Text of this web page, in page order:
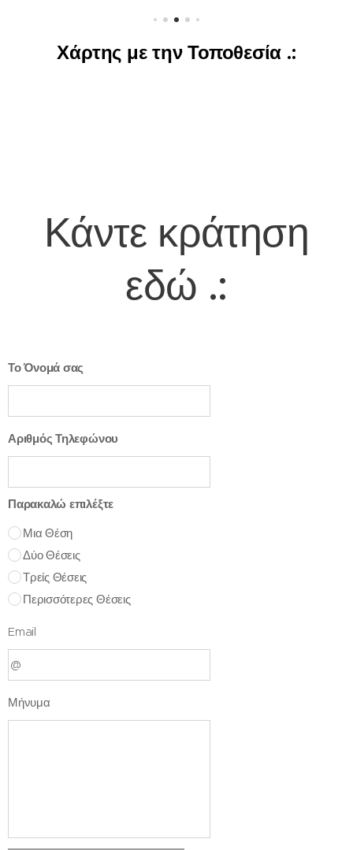
Χάρτης με την Τοποθεσία .:
Κάντε κράτηση
εδώ .:
Το Όνομά σας
Αριθμός Τηλεφώνου
Παρακαλώ επιλέξτε
Μια Θέση
Δύο Θέσεις
Τρείς Θέσεις
Περισσότερες Θέσεις
Email
Μήνυμα